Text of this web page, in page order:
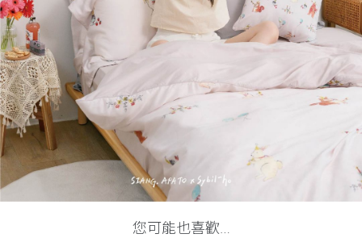
您可能也喜歡…